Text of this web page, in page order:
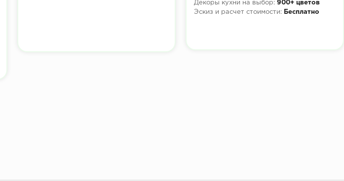
Декоры кухни на выбор: 900+ цветов
Эскиз и расчет стоимости:
Бесплатно